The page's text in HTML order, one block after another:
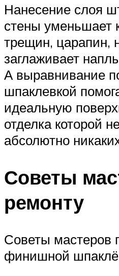
Нанесение слоя
стены уменьшает
трещин, царапин,
заглаживает
А выравнивание
шпаклевкой
идеальную
отделка которой
абсолютно
Советы
ремонту
Советы мастеров
финишной